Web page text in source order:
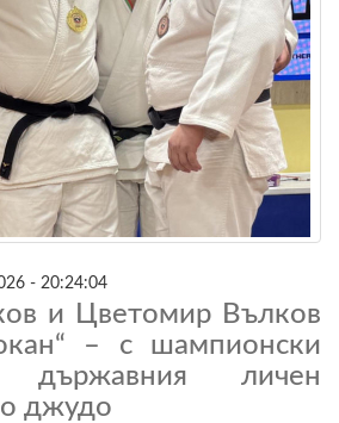
- 20:24:04
и Цветомир Вълков
– с шампионски
личен
джудо